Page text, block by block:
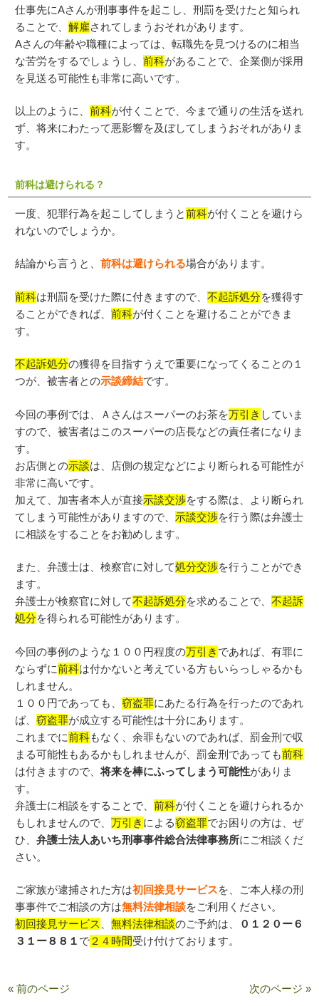
仕事先にAさんが刑事事件を起こし、刑罰を受けたと知られ
ることで、解雇されてしまうおそれがあります。
Aさんの年齢や職種によっては、転職先を見つけるのに相当
な苦労をするでしょうし、前科があることで、企業側が採用
を見送る可能性も非常に高いです。
以上のように、前科が付くことで、今まで通りの生活を送れ
ず、将来にわたって悪影響を及ぼしてしまうおそれがありま
す。
前科は避けられる？
一度、犯罪行為を起こしてしまうと前科が付くことを避けら
れないのでしょうか。
結論から言うと、前科は避けられる場合があります。
前科は刑罰を受けた際に付きますので、不起訴処分を獲得す
ることができれば、前科が付くことを避けることができま
す。
不起訴処分の獲得を目指すうえで重要になってくることの１
つが、被害者との示談締結です。
今回の事例では、Ａさんはスーパーのお茶を万引き していま
すので、被害者はこのスーパーの店長などの責任者になりま
す。
お店側との示談は、店側の規定などにより断られる可能性が
非常に高いです。
加えて、加害者本人が直接示談交渉をする際は、より断られ
てしまう可能性がありますので、 示談交渉を行う際は弁護士
に相談をすることをお勧めします。
また、弁護士は、検察官に対して処分交渉を行うことができ
ます。
弁護士が検察官に対して不起訴処分を求めることで、不起訴
処分を得られる可能性があります。
今回の事例のような１００円程度の万引き であれば、有罪に
ならずに前科は付かないと考えている方もいらっしゃるかも
しれません。
１００円であっても、窃盗罪にあたる行為を行ったのであれ
ば、窃盗罪が成立する可能性は十分にあります。
これまでに前科もなく、余罪もないのであれば、罰金刑で収
まる可能性もあるかもしれませんが、罰金刑であっても前科
は付きますので、将来を棒にふってしまう可能性がありま
す。
弁護士に相談をすることで、前科が付くことを避けられるか
もしれませんので、万引き による窃盗罪でお困りの方は、ぜ
ひ、弁護士法人あいち刑事事件総合法律事務所にご相談くだ
さい。
ご家族が逮捕された方は初回接見サービスを、ご本人様の刑
事事件でご相談の方は無料法律相談をご利用ください。
初回接見サービス
、無料法律相談のご予約は、
０１２０ー６
３１ー８８１ で ２４時間受け付けております。
« 前のページ 次のページ »